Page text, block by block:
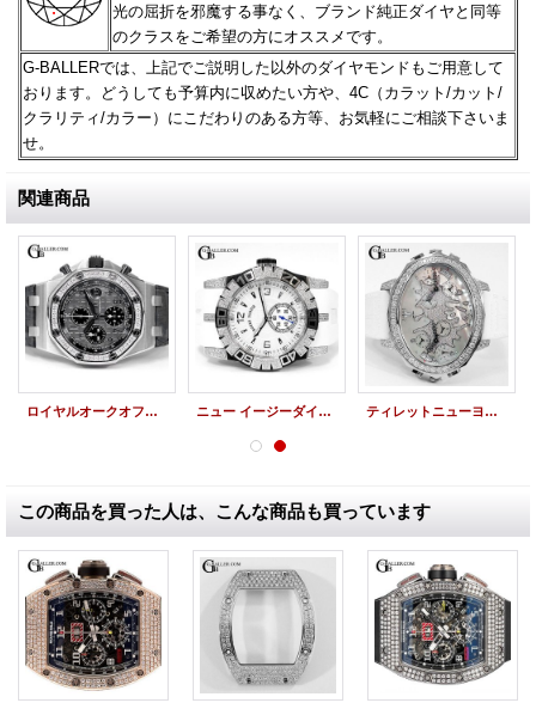
光の屈折を邪魔する事なく、ブランド純正ダイヤと同等
のクラスをご希望の方にオススメです。
G-BALLERでは、上記でご説明した以外のダイヤモンドもご用意して
おります。どうしても予算内に収めたい方や、 4C（カラット/カット/
クラリティ/カラー）にこだわりのある方等、お気軽にご相談下さいま
せ。
関連商品
ロイヤルオークオフショア アフターダイヤベゼル 26470ST.OO.A104CR.01 ニュー イージーダイバー アフターダイヤ SED46 白 ROGER DUBUIS ティレットニューヨーク アフターダイヤ セカンドチャンス ホワイト MOP スプラッシュ パヴェダイヤ
この商品を買った人は、こんな商品も買っています